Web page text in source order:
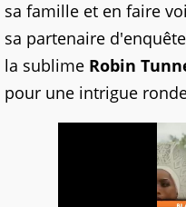
sa famille et en faire
sa partenaire
la sublime Robin
pour une intrigue